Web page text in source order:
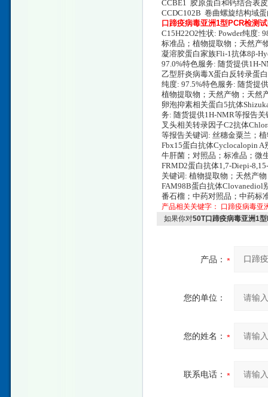
CCBE1 胶原蛋白和钙结合表
CCDC102B 卷曲螺旋结构域
口蹄疫病毒亚洲1型PCR检测
C15H22O2性状: Powder纯度:
标准品；植物提取物；天然产
凝溶胶蛋白家族Fli-1抗体8β-
97.0%特色服务: 随货提供1H-
乙型肝炎病毒X蛋白反转录蛋
纯度: 97.5%特色服务: 随货提
植物提取物；天然产物；天然
卵泡抑素相关蛋白5抗体
务: 随货提供1H-NMR等报告
叉头相关转录因子C2抗体
等报告关键词: 丝穗金粟兰；
Fbx15蛋白抗体Cyclocalopin A
牛肝菌；对照品；标准品；微
FRMD2蛋白抗体1,7-Diepi-
关键词: 植物提取物；天然产
FAM98B蛋白抗体Clovanediol
番石榴；中药对照品；中药标
产品相关关键字：
口蹄疫病毒亚
如果你对50T口蹄疫病毒亚洲1
产品：
您的单位：
您的姓名：
联系电话：